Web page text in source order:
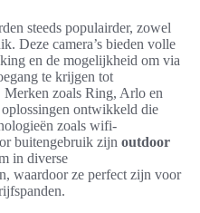
steeds populairder, zowel
Deze camera’s bieden volle
en de mogelijkheid om via
te krijgen tot
Merken zoals Ring, Arlo en
ontwikkeld die
zoals wifi-
buitengebruik zijn outdoor
in diverse
waardoor ze perfect zijn voor